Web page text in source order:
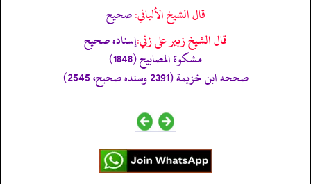
قال الشيخ الألباني:صحيح
قال الشيخ زبير على زئي:إسناده صحيح
مشكوة المصابيح (1848)
صححه ابن خزيمة (2391 وسنده صحيح، 2545)